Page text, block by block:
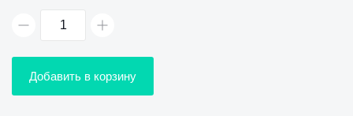
Добавить в корзину